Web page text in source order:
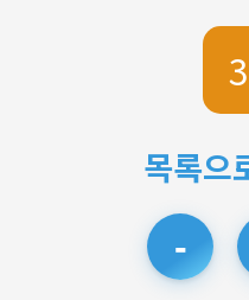
목록으
-